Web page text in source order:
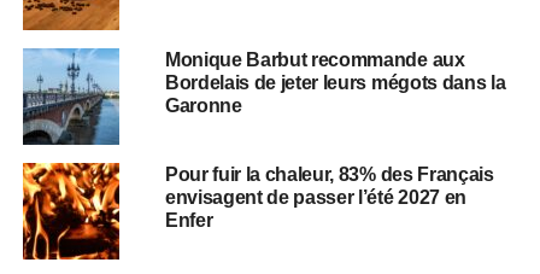
Monique Barbut recommande aux
Bordelais de jeter leurs mégots dans la
Garonne
Pour fuir la chaleur, 83% des Français
envisagent de passer l’été 2027 en
Enfer